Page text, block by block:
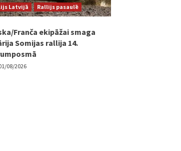
Latvijā Rallijs pasaulē
Franča ekipāžai smaga
Somijas rallija 14.
08/2026